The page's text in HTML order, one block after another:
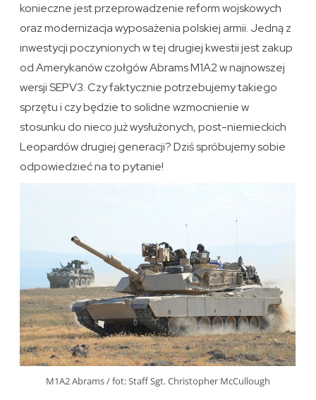
konieczne jest przeprowadzenie reform wojskowych
oraz modernizacja wyposażenia polskiej armii. Jedną z
inwestycji poczynionych w tej drugiej kwestii jest zakup
od Amerykanów czołgów Abrams M1A2 w najnowszej
wersji SEPV3. Czy faktycznie potrzebujemy takiego
sprzętu i czy będzie to solidne wzmocnienie w
stosunku do nieco już wysłużonych, post-niemieckich
Leopardów drugiej generacji? Dziś spróbujemy sobie
odpowiedzieć na to pytanie!
M1A2 Abrams / fot: Staff Sgt. Christopher McCullough